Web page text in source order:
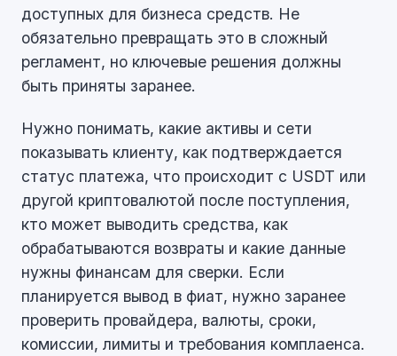
доступных для бизнеса средств. Не
обязательно превращать это в сложный
регламент, но ключевые решения должны
быть приняты заранее.
Нужно понимать, какие активы и сети
показывать клиенту, как подтверждается
статус платежа, что происходит с USDT или
другой криптовалютой после поступления,
кто может выводить средства, как
обрабатываются возвраты и какие данные
нужны финансам для сверки. Если
планируется вывод в фиат, нужно заранее
проверить провайдера, валюты, сроки,
комиссии, лимиты и требования комплаенса.